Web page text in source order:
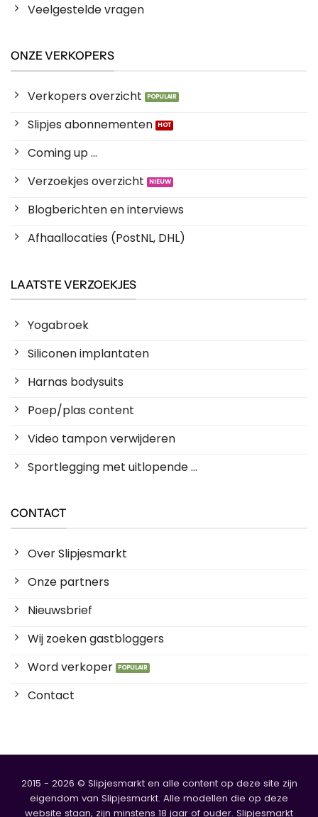
Veelgestelde vragen
ONZE VERKOPERS
Verkopers overzicht
Slipjes abonnementen
Coming up ...
Verzoekjes overzicht
Blogberichten en interviews
Afhaallocaties (PostNL, DHL)
LAATSTE VERZOEKJES
Yogabroek
Siliconen implantaten
Harnas bodysuits
Poep/plas content
Video tampon verwijderen
Sportlegging met uitlopende ...
CONTACT
Over Slipjesmarkt
Onze partners
Nieuwsbrief
Wij zoeken gastbloggers
Word verkoper
Contact
2015 - 2026 © Slipjesmarkt en alle content op deze site zijn
eigendom van Slipjesmarkt. Alle modellen die op deze
website staan, zijn minstens 18 jaar of ouder. Slipjesmarkt